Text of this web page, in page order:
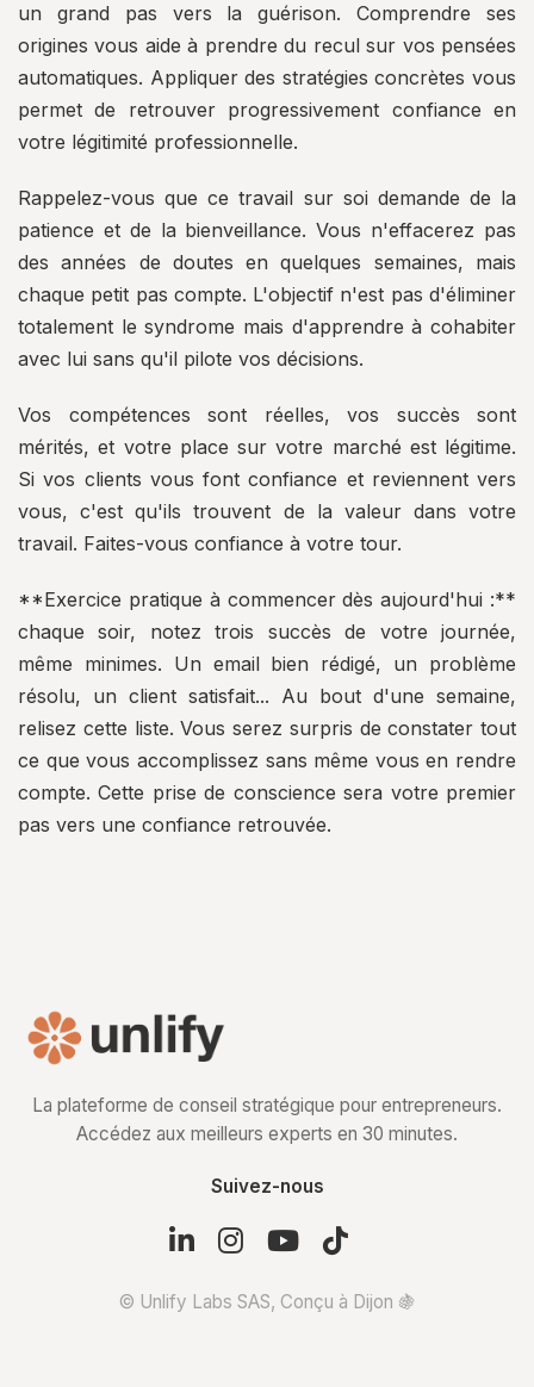
un grand pas vers la guérison. Comprendre ses
origines vous aide à prendre du recul sur vos pensées
automatiques. Appliquer des stratégies concrètes vous
permet de retrouver progressivement confiance en
votre légitimité professionnelle.
Rappelez-vous que ce travail sur soi demande de la
patience et de la bienveillance. Vous n'effacerez pas
des années de doutes en quelques semaines, mais
chaque petit pas compte. L'objectif n'est pas d'éliminer
totalement le syndrome mais d'apprendre à cohabiter
avec lui sans qu'il pilote vos décisions.
Vos compétences sont réelles, vos succès sont
mérités, et votre place sur votre marché est légitime.
Si vos clients vous font confiance et reviennent vers
vous, c'est qu'ils trouvent de la valeur dans votre
travail. Faites-vous confiance à votre tour.
**Exercice pratique à commencer dès aujourd'hui :**
chaque soir, notez trois succès de votre journée,
même minimes. Un email bien rédigé, un problème
résolu, un client satisfait... Au bout d'une semaine,
relisez cette liste. Vous serez surpris de constater tout
ce que vous accomplissez sans même vous en rendre
compte. Cette prise de conscience sera votre premier
pas vers une confiance retrouvée.
La plateforme de conseil stratégique pour entrepreneurs.
Accédez aux meilleurs experts en 30 minutes.
Suivez-nous
© Unlify Labs SAS, Conçu à Dijon 🍇